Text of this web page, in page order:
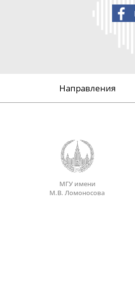
Направления
МГУ имени
М.В. Ломоносова